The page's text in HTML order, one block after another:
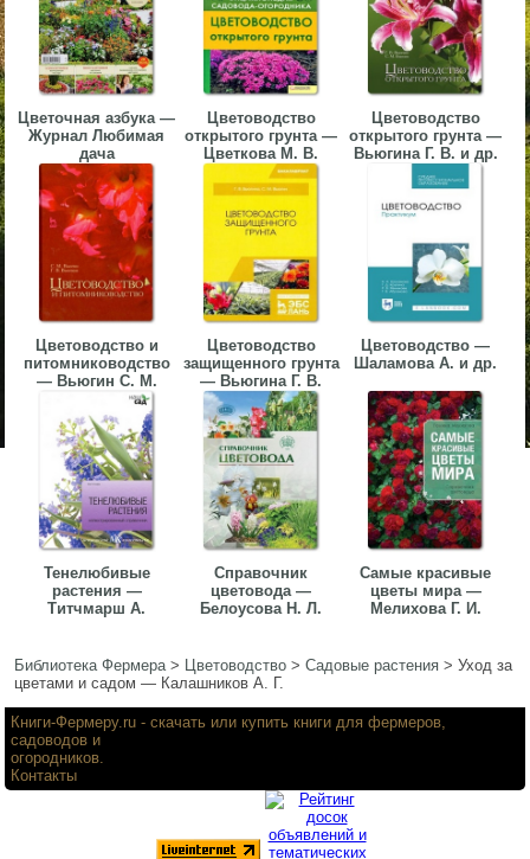
Цветочная азбука —
Журнал Любимая
дача
Цветоводство
открытого грунта —
Цветкова М. В.
Цветоводство
открытого грунта —
Вьюгина Г. В. и др.
Цветоводство и
питомниководство
— Вьюгин С. М.
Цветоводство
защищенного грунта
— Вьюгина Г. В.
Цветоводство —
Шаламова А. и др.
Тенелюбивые
растения —
Титчмарш А.
Справочник
цветовода —
Белоусова Н. Л.
Самые красивые
цветы мира —
Мелихова Г. И.
Библиотека Фермера> Цветоводство >Садовые растения >Уход за
цветами и садом — Калашников А. Г.
▼
Книги-Фермеру.ru - скачать или купить книги для фермеров,
садоводов и
огородников.
Контакты